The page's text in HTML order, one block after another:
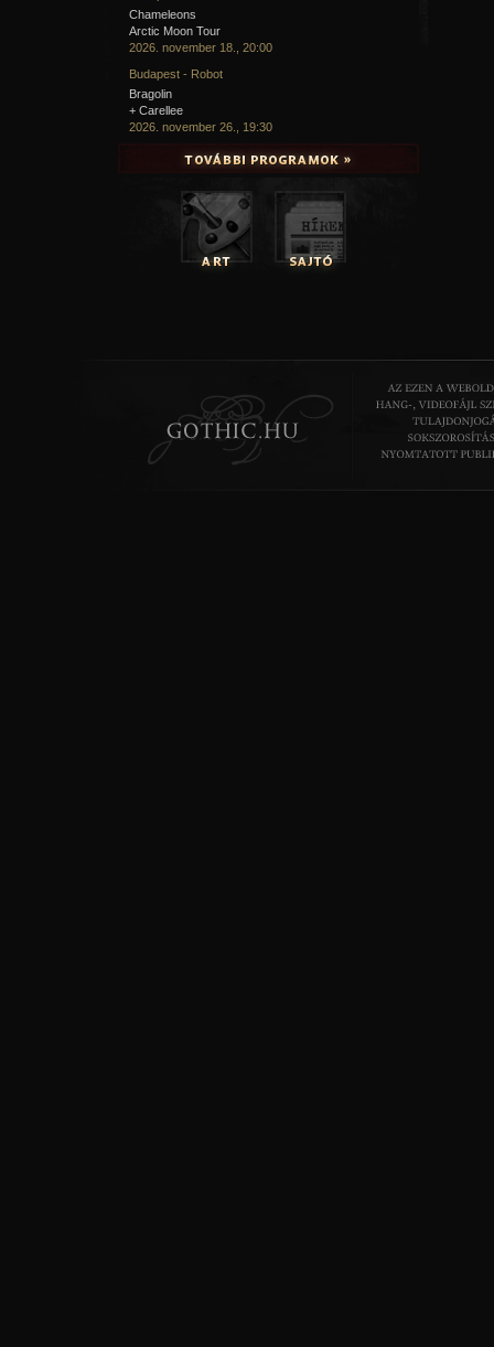
Chameleons
Arctic Moon Tour
2026. november 18., 20:00
Budapest - Robot
Bragolin
+ Carellee
2026. november 26., 19:30